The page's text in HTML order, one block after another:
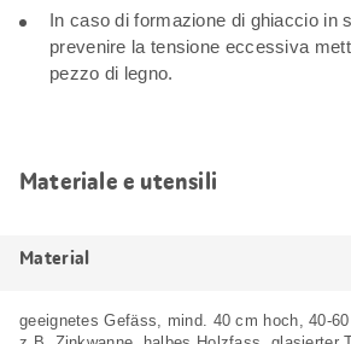
In caso di formazione di ghiaccio in
prevenire la tensione eccessiva
pezzo di legno.
Materiale e utensili
Material
geeignetes Gefäss, mind. 40 cm hoch, 40-